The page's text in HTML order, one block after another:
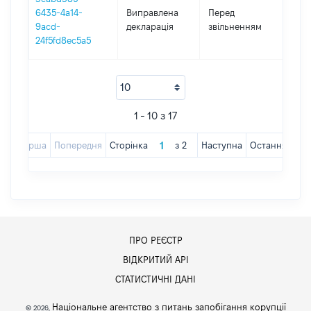
6435-4a14-
9acd-
24f5fd8ec5a5
Виправлена
декларація
Перед
звільненням
1 - 10 з 17
Перша Попередня Сторінка з 2 Наступна Остання
ПРО РЕЄСТР
ВІДКРИТИЙ АРІ
СТАТИСТИЧНІ ДАНІ
© 2026, Національне агентство з питань запобігання корупції